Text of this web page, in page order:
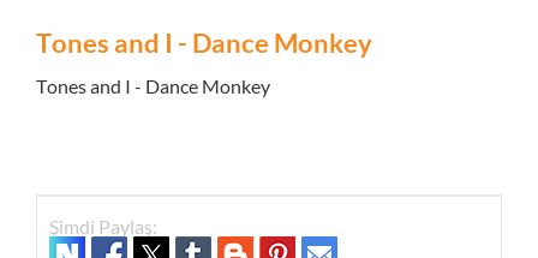
Tones and I - Dance Monkey
Tones and I - Dance Monkey
Şimdi Paylaş: